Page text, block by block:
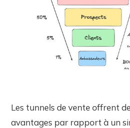
Les tunnels de vente offrent
avantages par rapport à un